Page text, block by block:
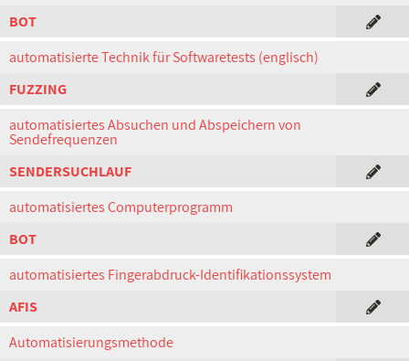
BOT
automatisierte Technik für Softwaretests (englisch)
FUZZING
automatisiertes Absuchen und Abspeichern von
Sendefrequenzen
SENDERSUCHLAUF
automatisiertes Computerprogramm
BOT
automatisiertes Fingerabdruck-Identifikationssystem
AFIS
Automatisierungsmethode